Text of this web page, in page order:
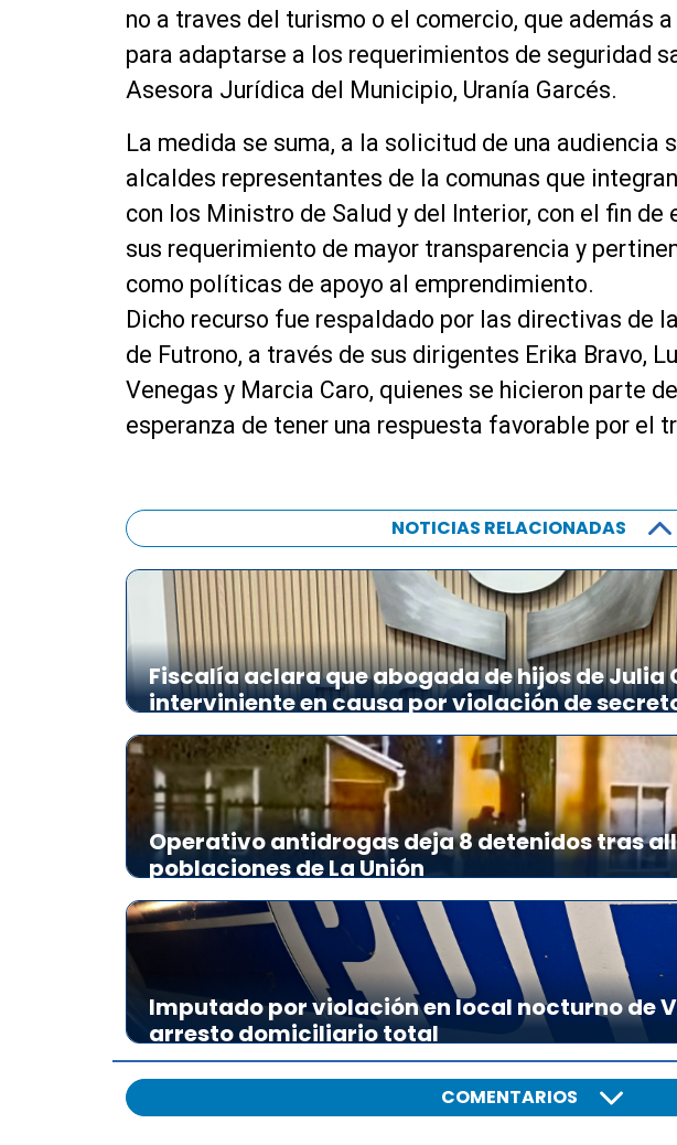
no a traves del turismo o el comercio, que además
para adaptarse a los requerimientos de seguridad
Asesora Jurídica del Municipio, Uranía Garcés.
La medida se suma, a la solicitud de una audiencia
alcaldes representantes de la comunas que
con los Ministro de Salud y del Interior, con el fin de
sus requerimiento de mayor transparencia y
como políticas de apoyo al emprendimiento.
Dicho recurso fue respaldado por las directivas de
de Futrono, a través de sus dirigentes Erika Bravo,
Venegas y Marcia Caro, quienes se hicieron parte
esperanza de tener una respuesta favorable por el
NOTICIAS RELACIONADAS
Fiscalía aclara que abogada de hijos de Julia
interviniente en causa por violación de
Operativo antidrogas deja 8 detenidos tras
poblaciones de La Unión
Imputado por violación en local nocturno de
arresto domiciliario total
COMENTARIOS